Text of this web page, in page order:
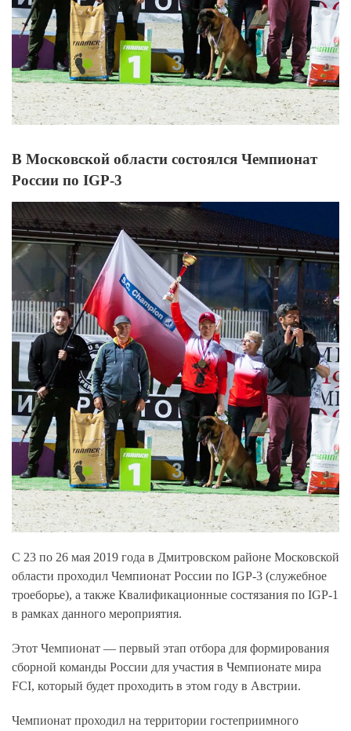
В Московской области состоялся Чемпионат
России по IGP-3
C 23 по 26 мая 2019 года в Дмитровском районе Московской
области проходил Чемпионат России по IGP-3 (служебное
троеборье), а также Квалификационные состязания по IGP-1
в рамках данного мероприятия.
Этот Чемпионат — первый этап отбора для формирования
сборной команды России для участия в Чемпионате мира
FCI, который будет проходить в этом году в Австрии.
Чемпионат проходил на территории гостеприимного